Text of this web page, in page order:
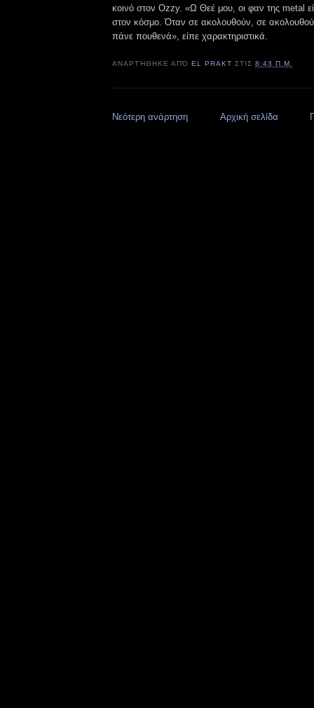
κοινό στον Ozzy. «Ω Θεέ μου, οι φαν της metal
στον κόσμο. Όταν σε ακολουθούν, σε
πάνε πουθενά», είπε χαρακτηριστικά.
ΑΝΑΡΤΉΘΗΚΕ ΑΠΌEL PRAKT ΣΤΙΣ8:43 Π.Μ.
Νεότερη ανάρτηση Αρχική σελίδα